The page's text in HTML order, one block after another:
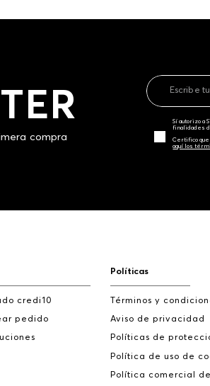
compra
Sí autorizo a
finalidades
Certifico
aquí los
credi10
pedido
Políticas
Términos y
Aviso de privacidad
Políticas de
Política de uso de
Política comercial